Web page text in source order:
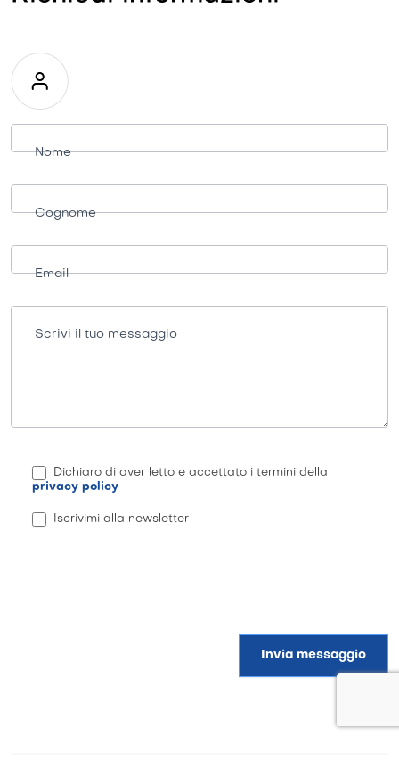
Richiesta
informazioni
Nome
Cognome
Email
Scrivi il tuo messaggio
Dichiaro di aver letto e accettato i termini della
privacy policy
Iscrivimi alla newsletter
Invia messaggio